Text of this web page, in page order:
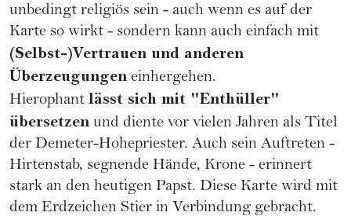
unbedingt religiös sein - auch wenn es auf der
Karte so wirkt - sondern kann auch einfach mit
(Selbst-)Vertrauen und anderen
Überzeugungen einhergehen.
Hierophant lässt sich mit "Enthüller"
übersetzen und diente vor vielen Jahren als Titel
der Demeter-Hohepriester. Auch sein Auftreten -
Hirtenstab, segnende Hände, Krone - erinnert
stark an den heutigen Papst. Diese Karte wird mit
dem Erdzeichen Stier in Verbindung gebracht.